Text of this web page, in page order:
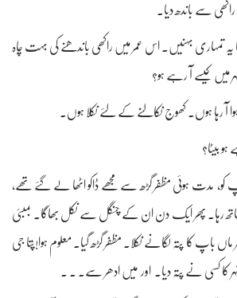
سے باندھ دیا۔
تمہاری بہنیں۔ اس عمر میں راکھی باندھنے کی بہت چاہ
میں کیسے آ رہے ہو؟
آ رہا ہوں۔ کھوج نکالنے کے لئے نکلا ہوں۔
بیٹا؟
مدت ہوئی مظفر گڑھ سے مجھے ڈاکو اٹھا لے گئے تھے،
پھر ایک دن ان کے چنگل سے نکل بھاگا۔ بمبئی
ماں باپ کا پتہ لگانے نکلا۔ مظفر گڑھ گیا۔ معلوم ہوا!پتا جی
کا کسی نے پتہ دیا۔ اور میں ادھر سے۔ ۔ ۔